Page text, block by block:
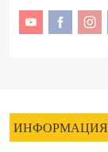
ИНФОРМАЦИЯ